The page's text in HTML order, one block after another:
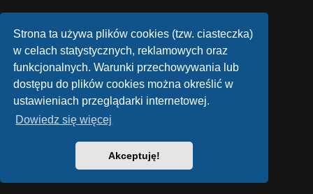
Strona ta używa plików cookies (tzw. ciasteczka)
w celach statystycznych, reklamowych oraz
funkcjonalnych. Warunki przechowywania lub
dostępu do plików cookies można określić w
ustawieniach przeglądarki internetowej.
Dowiedz się więcej
Akceptuję!